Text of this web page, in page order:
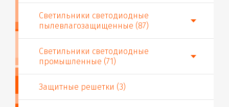
Светильники светодиодные
пылевлагозащищенные (87)
Светильники светодиодные
промышленные (71)
Защитные решетки (3)